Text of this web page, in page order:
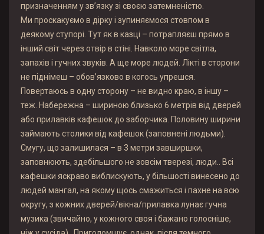
призначенням у зв’язку зі своєю затемненістю.
Ми проскакуємо в дірку і зупиняємося стовпом в
деякому ступорі. Тут як в казці – потрапляєш прямо в
інший світ через отвір в стіні. Навколо море світла,
запахів і гучних звуків. А ще море людей. Лікті в сторони
не піднімеш – обов’язково в когось упрешся.
Повертаюсь в одну сторону – не видно краю, в іншу –
теж. Набережна – шириною близько 6 метрів від дверей
або прилавків кафешок до заборчика. Половину ширини
займають столики від кафешок (заповнені людьми).
Смугу, що залишилася – в 3 метри завширшки,
заповнюють, здебільшого не зовсім тверезі, люди.. Всі
кафешки яскраво виблискують, у більшості винесено до
людей мангал, на якому щось смажиться і пахне на всю
округу, з кожних дверей/вікна/прилавка лунає гучна
музика (звичайно, у кожного своя і бажано голосніше,